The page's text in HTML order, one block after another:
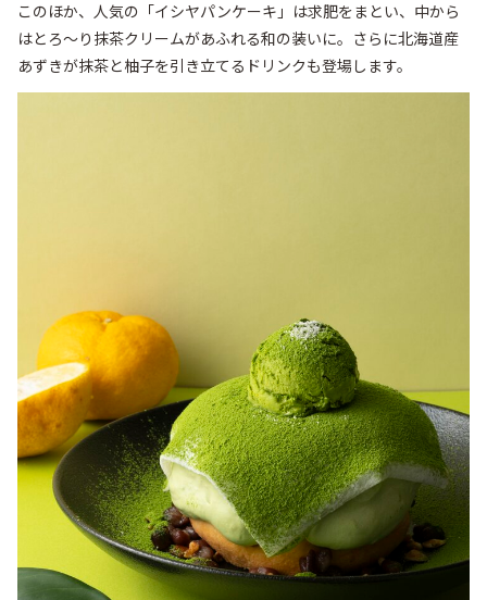
このほか、人気の「イシヤパンケーキ」は求肥をまとい、中から
はとろ～り抹茶クリームがあふれる和の装いに。さらに北海道産
あずきが抹茶と柚子を引き立てるドリンクも登場します。